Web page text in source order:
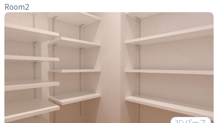
Room2